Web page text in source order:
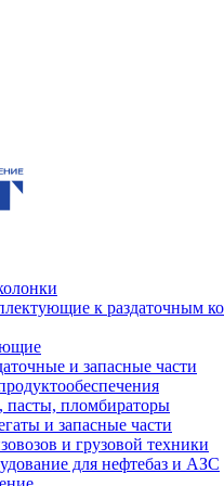
к раздаточным
и запасные части
пломбираторы
и запасные части
и грузовой техники
для нефтебаз и АЗС